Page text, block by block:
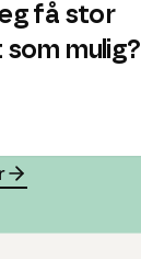
få stor
mulig?